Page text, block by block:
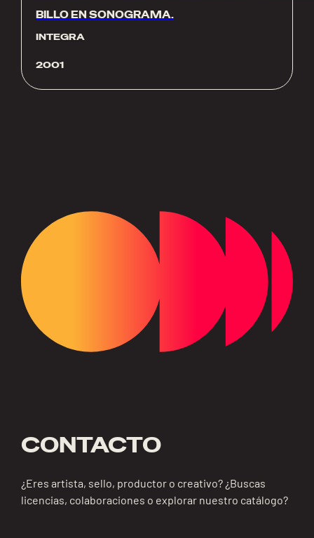
BILLO EN SONOGRAMA.
INTEGRA
2001
CONTACTO
¿Eres artista, sello, productor o creativo? ¿Buscas
licencias, colaboraciones o explorar nuestro catálogo?